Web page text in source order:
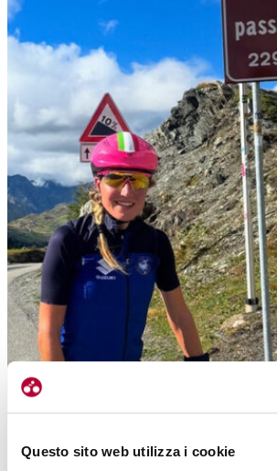
Questo sito web utilizza i cookie
raduni in altura